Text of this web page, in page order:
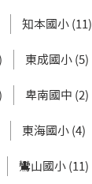
知本國小 (11)
東成國小 (5)
卑南國中 (2)
東海國小 (4)
鸞山國小 (11)